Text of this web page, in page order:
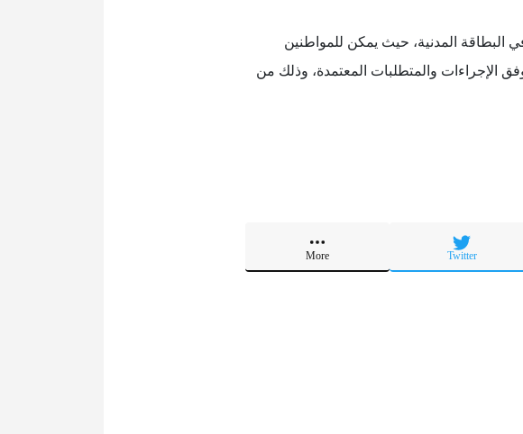
في البطاقة المدنية، حيث يمكن للمواطنين
الإجراءات والمتطلبات المعتمدة، وذلك من
Twitter
More